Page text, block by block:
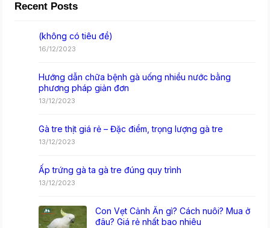
Recent Posts
(không có tiêu đề)
16/12/2023
Hướng dẫn chữa bệnh gà uống nhiều nước bằng
phương pháp giản đơn
13/12/2023
Gà tre thịt giá rẻ – Đặc điểm, trọng lượng gà tre
13/12/2023
Ấp trứng gà ta gà tre đúng quy trình
13/12/2023
Con Vẹt Cảnh Ăn gì? Cách nuôi? Mua ở
đâu? Giá rẻ nhất bao nhiêu